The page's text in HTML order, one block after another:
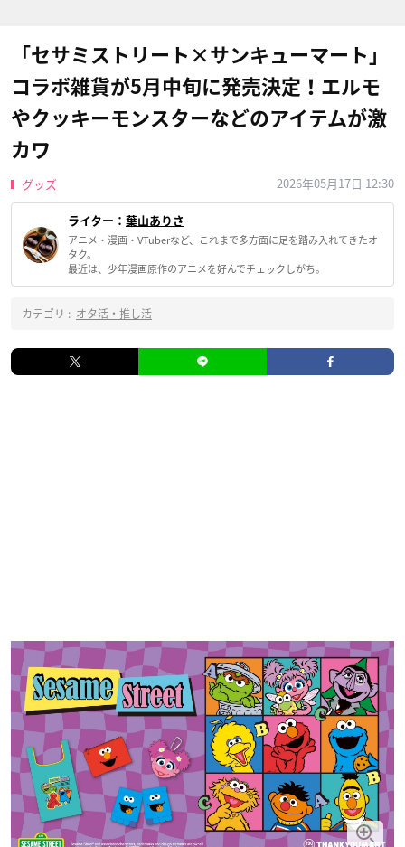
「セサミストリート×サンキューマート」
コラボ雑貨が5月中旬に発売決定！エルモ
やクッキーモンスターなどのアイテムが激
カワ
グッズ 2026年05月17日 12:30
ライター： 葉山ありさ
アニメ・漫画・VTuberなど、これまで多方面に足を踏み入れてきたオ
タク。
最近は、少年漫画原作のアニメを好んでチェックしがち。
カテゴリ : オタ活・推し活